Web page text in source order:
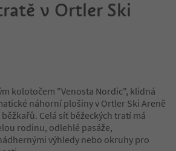
v Ortler Ski
kolotočem "Venosta Nordic", klidná
náhorní plošiny v Ortler Ski Areně
Celá síť běžeckých tratí má
rodinu, odlehlé pasáže,
výhledy nebo okruhy pro